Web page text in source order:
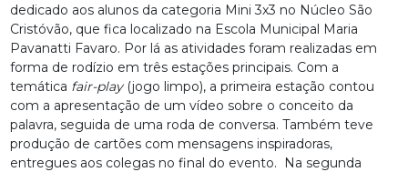
dedicado aos alunos da categoria Mini 3x3 no Núcleo São
Cristóvão, que fica localizado na Escola Municipal Maria
Pavanatti Favaro. Por lá as atividades foram realizadas em
forma de rodízio em três estações principais. Com a
temática fair-play (jogo limpo), a primeira estação contou
com a apresentação de um vídeo sobre o conceito da
palavra, seguida de uma roda de conversa. Também teve
produção de cartões com mensagens inspiradoras,
entregues aos colegas no final do evento. Na segunda